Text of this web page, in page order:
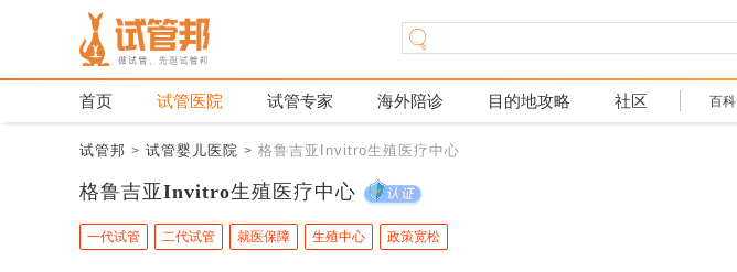
首页 试管医院 试管专家 海外陪诊 目的地攻略 社区 百科
试管邦 > 试管婴儿医院 > 格鲁吉亚Invitro生殖医疗中心
格鲁吉亚Invitro生殖医疗中心
一代试管 二代试管 就医保障 生殖中心 政策宽松